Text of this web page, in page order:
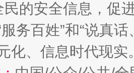
民的安全信息，促
务百姓”和“说真
化、信息时代现实